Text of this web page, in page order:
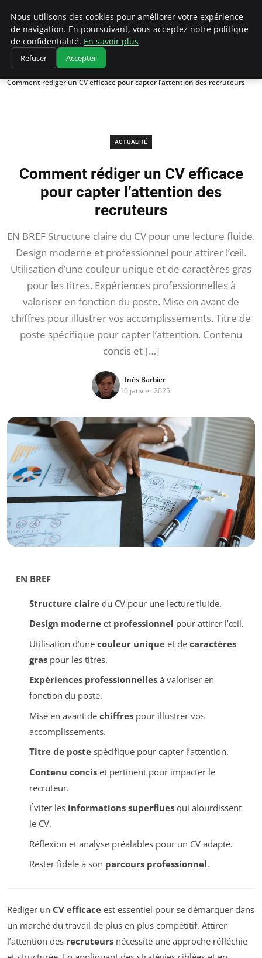
Chasseur De Tête
Accueil
Actualité
Comment rédiger un CV efficace pour capter l’attention des recruteurs
ACTUALITÉ
Comment rédiger un CV efficace
pour capter l’attention des
recruteurs
EN BREF Structure claire du CV pour une lecture fluide.
Design moderne et professionnel pour attirer l’œil.
Utilisation d’une couleur unique et de caractères gras
pour les titres. Expériences professionnelles à
valoriser en fonction du poste. Mise en avant de
chiffres pour illustrer vos accomplissements. Titre de
poste spécifique pour capter l’attention. Contenu
concis et […]
Inès Barbier
10 janvier 2025
EN BREF
Structure clairedu CV pour une lecture fluide.
Design moderneet professionnel pour attirer l’œil.
Utilisation d’une couleur uniqueet de caractères
graspour les titres.
Expériences professionnellesà valoriser en
fonction du poste.
Mise en avant de chiffrespour illustrer vos
accomplissements.
Titre de postespécifique pour capter l’attention.
Contenu conciset pertinent pour impacter le
recruteur.
Éviter les informations superfluesqui alourdissent
le CV.
Réflexion et analyse préalables pour un CV adapté.
Rester fidèle à son parcours professionnel.
Rédiger un CV efficace est essentiel pour se démarquer dans
un marché du travail de plus en plus compétitif. Attirer
l’attention des recruteurs nécessite une approche réfléchie
Nous utilisons des cookies pour améliorer votre expérience
de navigation. En poursuivant, vous acceptez notre politique
de confidentialité. En savoir plus
Refuser Accepter